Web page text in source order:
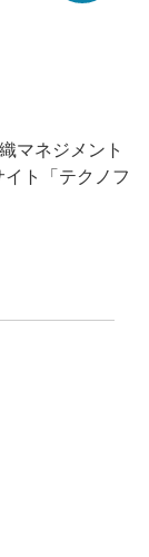
マネジメント
ト「テクノフ